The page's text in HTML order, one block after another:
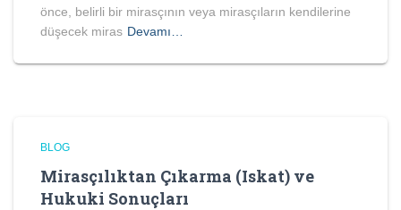
önce, belirli bir mirasçının veya mirasçıların kendilerine
düşecek miras Devamı…
BLOG
Mirasçılıktan Çıkarma (Iskat) ve
Hukuki Sonuçları